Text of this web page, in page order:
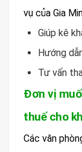
vụ của Gia
Giúp kê
Hướng
Tư vấn
Đơn vị
thuế cho
Các văn